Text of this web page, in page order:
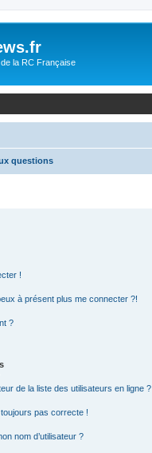
la RC Française
questions
!
à présent plus me connecter ?!
?
de la liste des utilisateurs en ligne ?
toujours pas correcte !
nom d’utilisateur ?